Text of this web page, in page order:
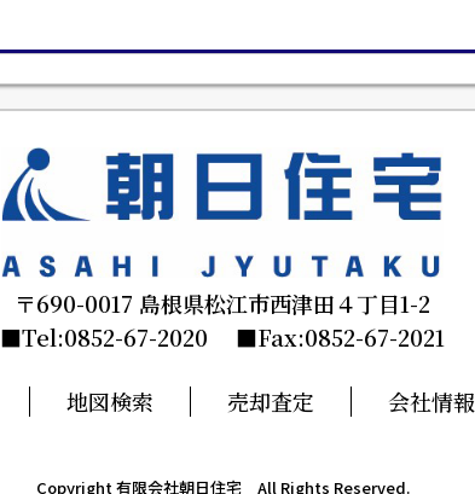
〒690-0017 島根県松江市西津田４丁目1-2
■Tel:0852-67-2020 ■Fax:0852-67-2021
地図検索 売却査定 会社情報
Copyright 有限会社朝日住宅 All Rights Reserved.